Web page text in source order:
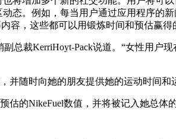
态。例如，每当用户通过应用程序的
，这些都可以用锻炼时间和预估赢得
总裁KerriHoyt-Pack说道。“女性用户
随时向她的朋友提供她的运动时间和
的NikeFuel数值，并将被记入她总体的